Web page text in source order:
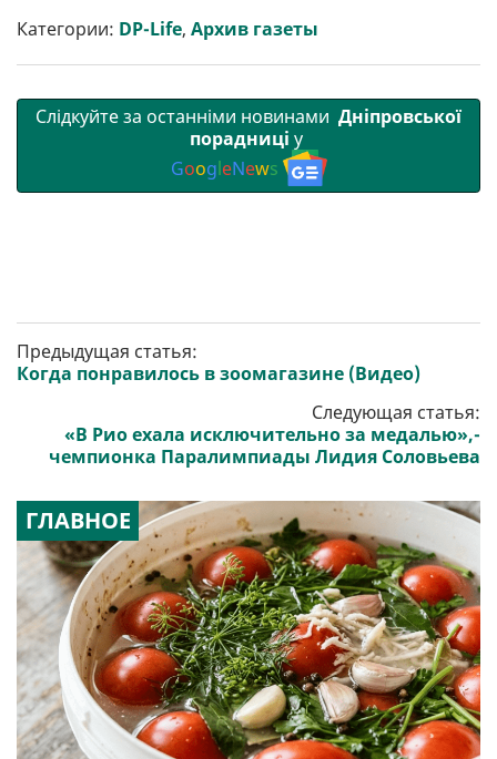
р
и
b
o
t
e
l g
r
s
A
r
Категории: DP-Life, Архив газеты
Слідкуйте за останніми новинами Дніпровської
порадниці у
GoogleNews
Предыдущая статья:
Когда понравилось в зоомагазине (Видео)
Следующая статья:
«В Рио ехала исключительно за медалью»,-
чемпионка Паралимпиады Лидия Соловьева
ГЛАВНОЕ